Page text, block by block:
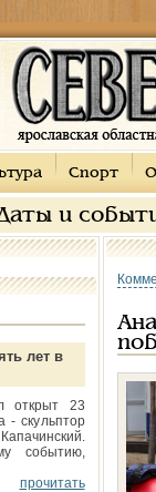
Спорт
и
лет в
открыт 23
- скульптор
событию,
прочитать